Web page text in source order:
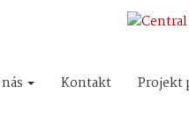
Kontakt Projekt